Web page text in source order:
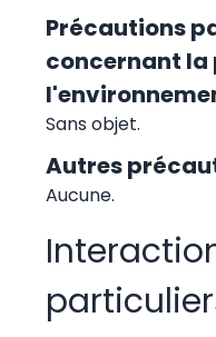
Précautions
concernant
Sans objet.
Autres
Aucune.